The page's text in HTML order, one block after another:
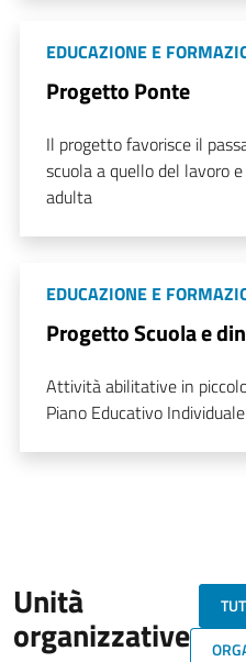
EDUCAZIONE E
Progetto Ponte
Il progetto favorisce il
scuola a quello del lavoro
adulta
EDUCAZIONE E
Progetto Scuola e
Attività abilitative in
Piano Educativo Individuale
Unità
organizzative